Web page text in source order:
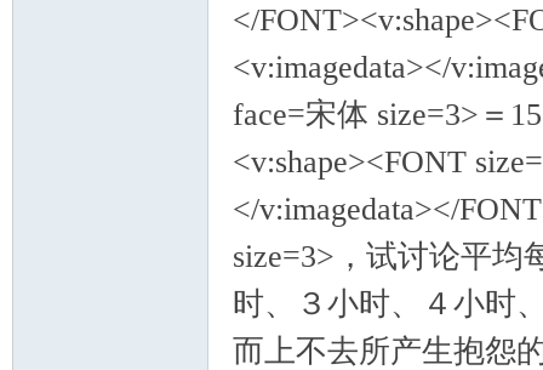
</
<v:imagedata></
face=宋体 size=3>＝
<v:shape><FONT
</v:imagedata></
size=3>，试讨论平均
时、３小时、４小时
而上不去所产生抱怨